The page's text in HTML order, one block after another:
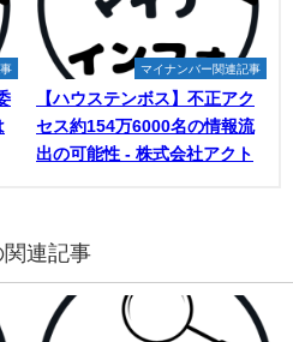
マイナンバー関連記事
【ハウステンボス】不正アク
セス約154万6000名の情報流
出の可能性 - 株式会社アクト
関連記事